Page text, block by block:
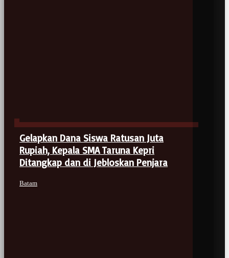
Gelapkan Dana Siswa Ratusan Juta
Rupiah, Kepala SMA Taruna Kepri
Ditangkap dan di Jebloskan Penjara
Batam